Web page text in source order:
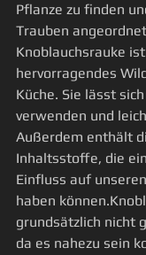
Pflanze zu finden
Trauben
Knoblauchsrauke
hervorragendes
Küche. Sie lässt
verwenden und
Außerdem enthält
Inhaltsstoffe, die
Einfluss auf
haben
grundsätzlich nicht
da es nahezu sein